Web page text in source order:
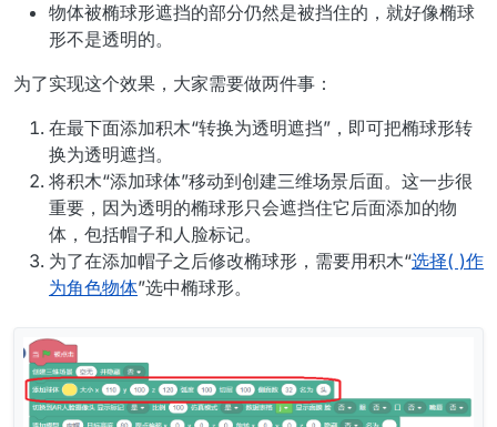
物体被椭球形遮挡的部分仍然是被挡住的，就好像椭球
形不是透明的。
为了实现这个效果，大家需要做两件事：
在最下面添加积木“转换为透明遮挡”，即可把椭球形转
换为透明遮挡。
将积木“添加球体”移动到创建三维场景后面。这一步很
重要，因为透明的椭球形只会遮挡住它后面添加的物
体，包括帽子和人脸标记。
为了在添加帽子之后修改椭球形，需要用积木“选择( )作
为角色物体”选中椭球形。